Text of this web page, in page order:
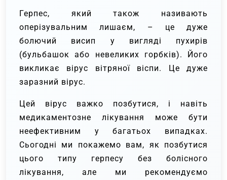
Герпес, який також називають
оперізувальним лишаєм, – це дуже
болючий висип у вигляді пухирів
(бульбашок або невеликих горбків). Його
викликає вірус вітряної віспи. Це дуже
заразний вірус.
Цей вірус важко позбутися, і навіть
медикаментозне лікування може бути
неефективним у багатьох випадках.
Сьогодні ми покажемо вам, як позбутися
цього типу герпесу без болісного
лікування, але ми рекомендуємо